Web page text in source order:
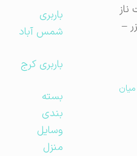
باربری
شمس آباد
باربری کرج
بسته
بندی
وسایل
منزل